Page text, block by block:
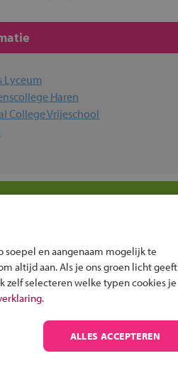
Lyceum
Haren
College Vrijeschool
soepel en aangenaam mogelijk te
altijd aan. Als je ons groen licht geeft
zelf selecteren welke typen cookies je
ALLES ACCEPTEREN